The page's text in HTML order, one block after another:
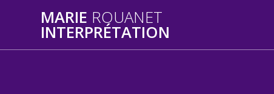
MARIE ROUANET
INTERPRÉTATION